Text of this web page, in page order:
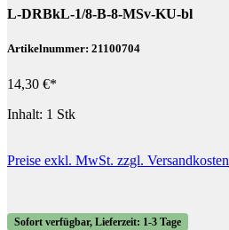
L-DRBkL-1/8-B-8-MSv-KU-bl
Artikelnummer: 21100704
14,30 €*
Inhalt: 1 Stk
Preise exkl. MwSt. zzgl. Versandkosten
Sofort verfügbar, Lieferzeit: 1-3 Tage